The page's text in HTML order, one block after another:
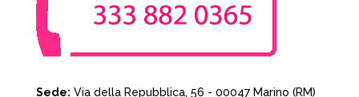
Sede: Via della Repubblica, 56 - 00047 Marino (RM)